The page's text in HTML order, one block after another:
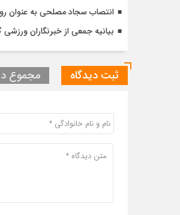
انتصاب سجاد مصلحی به عنوان
بیانیه جمعی از خبرنگاران
ثبت دیدگاه مجموع